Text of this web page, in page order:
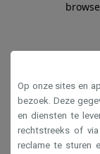
Op onze sites en
bezoek. Deze
en diensten te
rechtstreeks of
reclame te sturen